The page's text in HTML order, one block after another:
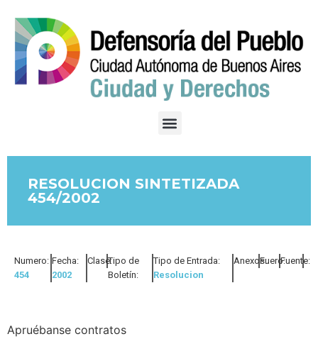
RESOLUCION SINTETIZADA
454/2002
Numero:
454
Fecha:
2002
Clase:Tipo de
Boletín:
Tipo de Entrada:
Resolucion
Anexos:Fuero:Fuente:
Apruébanse contratos